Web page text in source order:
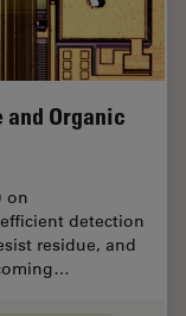
Organic
on
detection
residue, and